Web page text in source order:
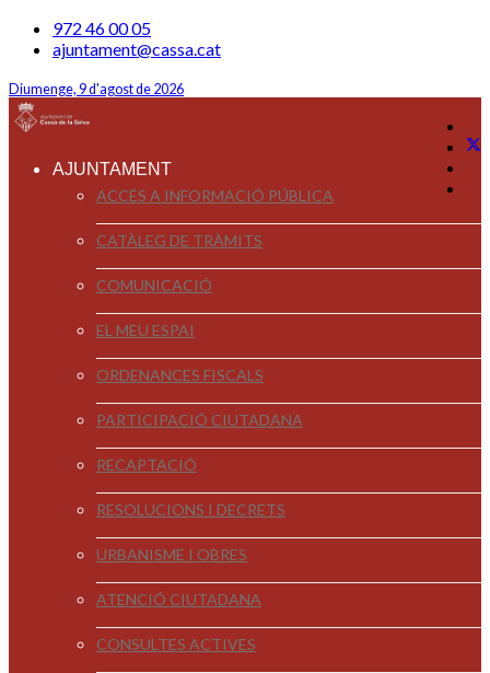
972 46 00 05
ajuntament@cassa.cat
Diumenge, 9 d'agost de 2026
AJUNTAMENT
ACCÉS A INFORMACIÓ PÚBLICA
CATÀLEG DE TRÀMITS
COMUNICACIÓ
EL MEU ESPAI
ORDENANCES FISCALS
PARTICIPACIÓ CIUTADANA
RECAPTACIÓ
RESOLUCIONS I DECRETS
URBANISME I OBRES
ATENCIÓ CIUTADANA
CONSULTES ACTIVES